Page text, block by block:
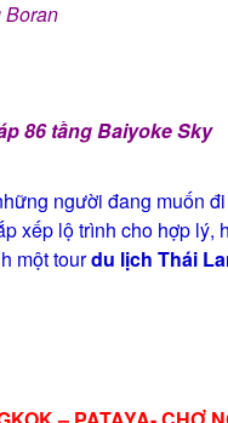
Boran
86 tầng Baiyoke Sky
người đang muốn
xếp lộ trình cho hợp
một tourdu lịch Thái